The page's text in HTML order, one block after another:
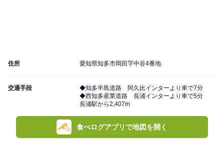
住所 愛知県知多市岡田字中谷4番地
交通手段
◆知多半島道路 阿久比インターより車で7分
◆西知多産業道路 長浦インターより車で5分
長浦駅から2,407m
食べログアプリで地図を開く